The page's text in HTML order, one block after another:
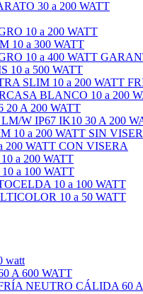
30 a 200 WATT
10 a 200 WATT
10 a 300 WATT
10 a 400 WATT
10 a 500 WATT
SLIM 10 a 200 WATT
BLANCO 10 a 200
20 A 200 WATT
W IP67 IK10 30 A 200
10 a 200 WATT SIN
200 WATT CON VISERA
a 200 WATT
a 100 WATT
10 a 100 WATT
10 a 50 WATT
watt
A 600 WATT
NEUTRO CÁLIDA 60